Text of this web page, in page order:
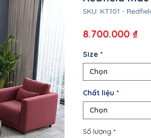
SKU: KT101 -
8.700.000 ₫Giá
Size *
Chọn
Chất liệu *
Chọn
Số lượng *